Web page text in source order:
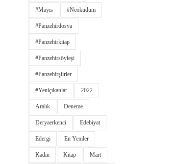
#Mayıs #neokudum
#panzehirdosya
#panzehirkitap
#panzehirsöyleşi
#panzehirşiirler
#yeniçıkanlar 2022
Aralık Deneme
Deryaerkenci Edebiyat
Edergi En Yeniler
Kadın Kitap Mart